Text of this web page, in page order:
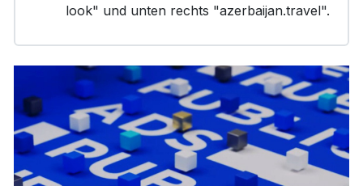
look" und unten rechts "azerbaijan.travel".